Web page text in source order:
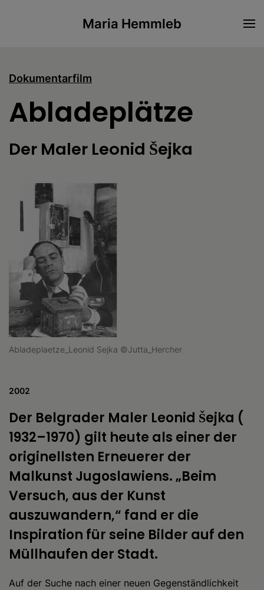
Maria Hemmleb
Dokumentarfilm
Abladeplätze
Der Maler Leonid Šejka
Abladeplaetze_Leonid Sejka ©Jutta_Hercher
2002
Der Belgrader Maler Leonid Šejka (
1932–1970) gilt heute als einer der
originellsten Erneuerer der
Malkunst Jugoslawiens. „Beim
Versuch, aus der Kunst
auszuwandern,“ fand er die
Inspiration für seine Bilder auf den
Müllhaufen der Stadt.
Auf der Suche nach einer neuen Gegenständlichkeit